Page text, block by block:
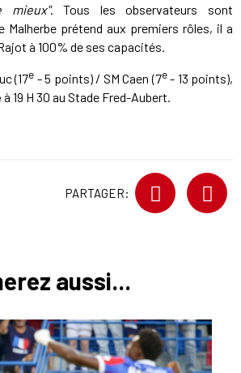
mieux". Tous les observateurs sont
Malherbe prétend aux premiers rôles, il a
à 100% de ses capacités.
(17e - 5 points) / SM Caen (7e- 13 points),
à 19 H 30 au Stade Fred-Aubert.
PARTAGER:
aussi...